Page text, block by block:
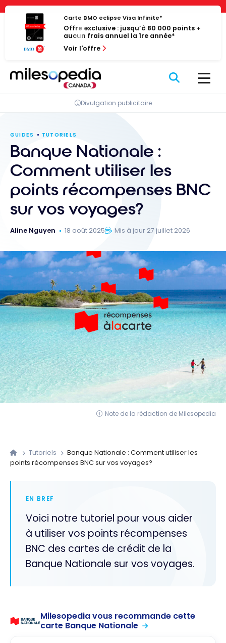
Panneau de gestion des cookies
Passer
contenu
Carte BMO eclipse Visa Infinite*
Offre exclusive : jusqu’à 80 000 points +
aucun frais annuel la 1re année*
Voir l'offre
Divulgation publicitaire
GUIDES TUTORIELS
Banque Nationale :
Comment utiliser les
points récompenses BNC
sur vos voyages?
Aline Nguyen 18 août 2025 Mis à jour 27 juillet 2026
Note de la rédaction de Milesopedia
Tutoriels
Banque Nationale : Comment utiliser les
points récompenses BNC sur vos voyages?
EN BREF
Voici notre tutoriel pour vous aider
à utiliser vos points récompenses
BNC des cartes de crédit de la
Banque Nationale sur vos voyages.
Milesopedia vous recommande cette
carte Banque Nationale